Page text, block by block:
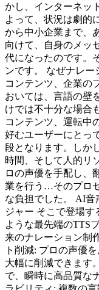
かし、インターネッ
よって、状況は劇的
から中小企業まで、
向けて、自身のメッ
代になったのです。
ンです。 なぜナレ
コンテンツ、企業の
おいては、言語の壁
けでは不十分な場合
コンテンツ、運転中
好むユーザーにとっ
段となります。しか
時間、そして人的リ
ロの声優を手配し、
業を行う…そのプロ
な負担でした。 AI音
ジャー そこで登場す
ような最先端のTTS
来のナレーション制
ト削減: プロの声優
大幅に削減できます
で、瞬時に高品質な